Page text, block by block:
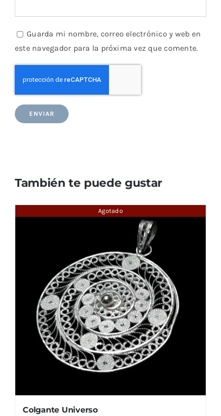
Guarda mi nombre, correo electrónico y web en
este navegador para la próxima vez que comente.
También te puede gustar
Agotado
Colgante Universo